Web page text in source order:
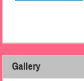
Gallery